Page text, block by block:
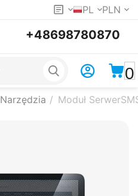
PL PLN
+48698780870
0
Narzędzia / Moduł